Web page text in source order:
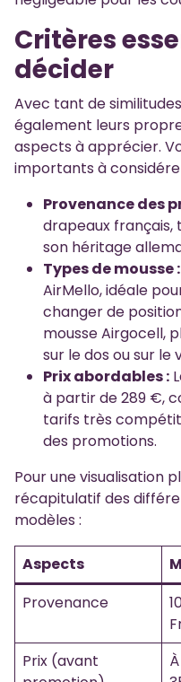
Critères
décider
Avec tant de
également leurs
aspects à apprécier.
importants à
Provenance des
drapeaux français,
son héritage
Types de mousse :
AirMello, idéale
changer de
mousse Airgocell,
sur le dos ou sur le
Prix abordables :
à partir de 289 €,
tarifs très
des promotions.
Pour une visualisation
récapitulatif des
modèles :
Aspects
Provenance
Prix (avant